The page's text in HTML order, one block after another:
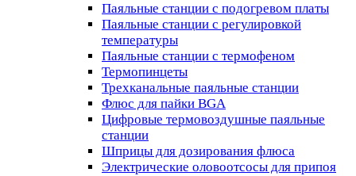
Паяльные станции с подогревом платы
Паяльные станции с регулировкой
температуры
Паяльные станции с термофеном
Термопинцеты
Трехканальные паяльные станции
Флюс для пайки BGA
Цифровые термовоздушные паяльные
станции
Шприцы для дозирования флюса
Электрические оловоотсосы для припоя